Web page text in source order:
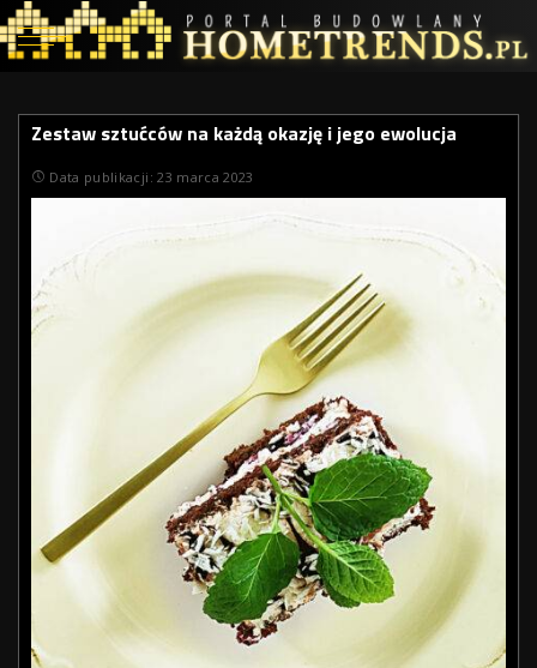
Zestaw sztućców na każdą okazję i jego ewolucja
Data publikacji: 23 marca 2023